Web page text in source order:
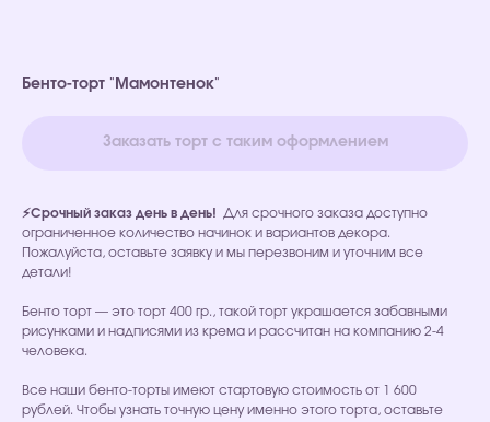
Бенто-торт "Мамонтенок"
Заказать торт с таким оформлением
⚡Срочный заказ день в день! Для срочного заказа доступно
ограниченное количество начинок и вариантов декора.
Пожалуйста, оставьте заявку и мы перезвоним и уточним все
детали!
Бенто торт — это торт 400 гр., такой торт украшается забавными
рисунками и надписями из крема и рассчитан на компанию 2-4
человека.
Все наши бенто-торты имеют стартовую стоимость от 1 600
рублей. Чтобы узнать точную цену именно этого торта, оставьте